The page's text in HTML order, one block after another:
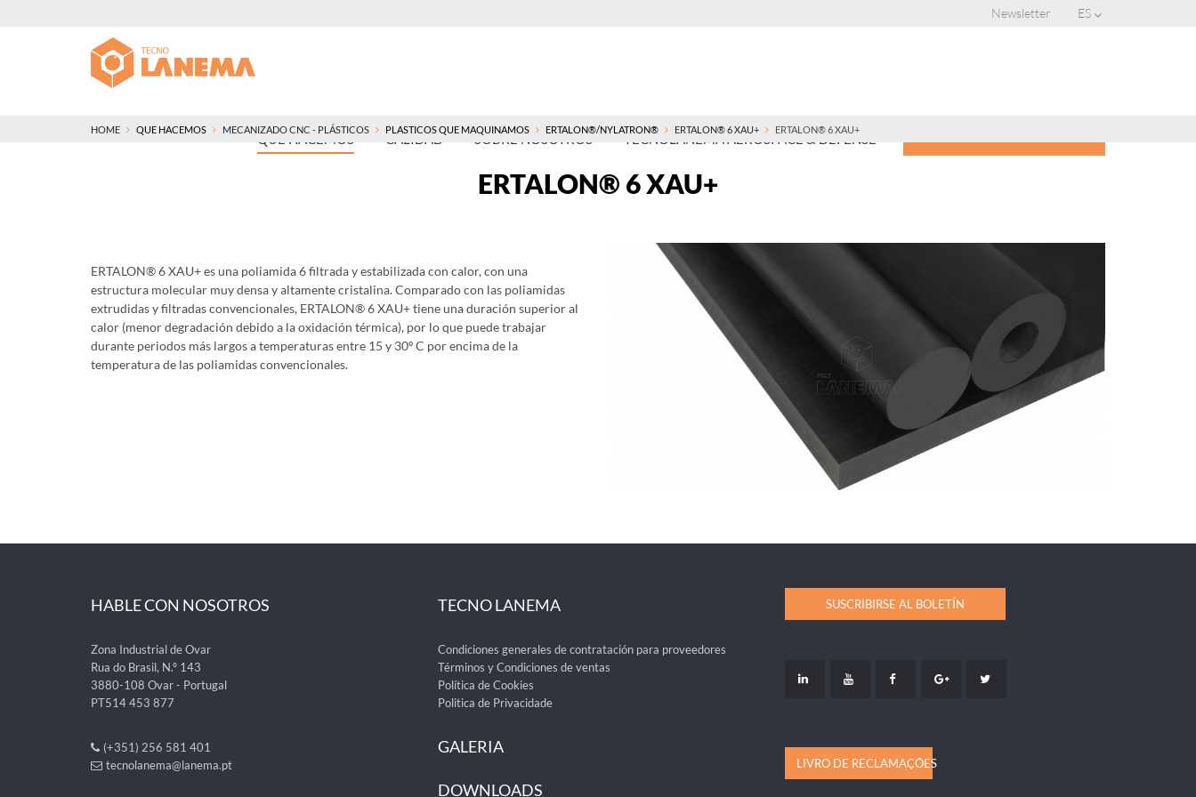
ES
Newsletter
QUE HACEMOS CALIDAD SOBRE NOSOTROS TECNOLANEMA AEROSPACE & DEFENSE
HOME QUE HACEMOS MECANIZADO CNC - PLÁSTICOS PLASTICOS QUE MAQUINAMOS ERTALON®/NYLATRON® ERTALON® 6 XAU+ ERTALON® 6 XAU+
ERTALON® 6 XAU+
ERTALON® 6 XAU+ es una poliamida 6 filtrada y estabilizada con calor, con una
estructura molecular muy densa y altamente cristalina. Comparado con las poliamidas
extrudidas y filtradas convencionales, ERTALON® 6 XAU+ tiene una duración superior al
calor (menor degradación debido a la oxidación térmica), por lo que puede trabajar
durante periodos más largos a temperaturas entre 15 y 30º C por encima de la
temperatura de las poliamidas convencionales.
HABLE CON NOSOTROS
Zona Industrial de Ovar
Rua do Brasil, N.º 143
3880-108 Ovar - Portugal
PT514 453 877
(+351) 256 581 401
tecnolanema@lanema.pt
TECNO LANEMA
Condiciones generales de contratación para proveedores
Términos y Condiciones de ventas
Política de Cookies
Politica de Privacidade
GALERIA
DOWNLOADS
SUSCRIBIRSE AL BOLETÍN
LIVRO DE RECLAMAÇÕES